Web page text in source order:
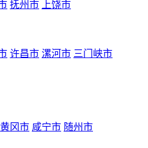
抚州市 上饶市
许昌市 漯河市 三门峡市
黄冈市 咸宁市 随州市